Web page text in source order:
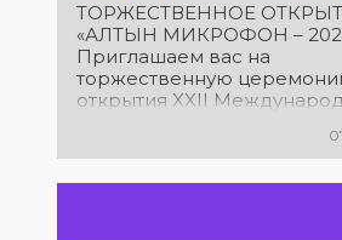
ТОРЖЕСТВЕННОЕ
«АЛТЫН МИКРОФОН –
Приглашаем вас на
торжественную
открытия XXII
микрофон – 2026»! В этот
талантливые исполнители
разных стран встретятся